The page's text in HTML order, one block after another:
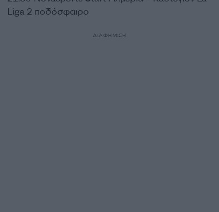
Liga 2 ποδόσφαιρο
ΔΙΑΦΗΜΙΣΗ